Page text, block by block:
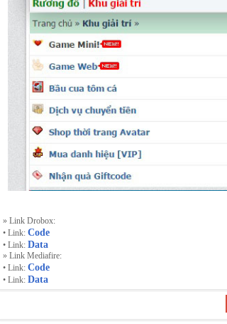
» Link Drobox:
• Link: Code
• Link: Data
» Link Mediafire:
• Link: Code
• Link: Data